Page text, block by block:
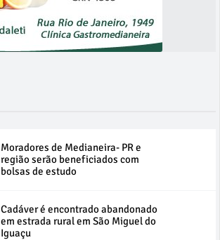
Moradores de Medianeira- PR e
região serão beneficiados com
bolsas de estudo
Cadáver é encontrado abandonado
em estrada rural em São Miguel do
Iguaçu